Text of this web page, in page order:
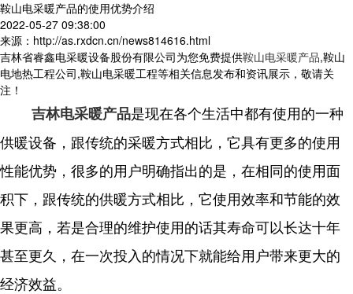
鞍山电采暖产品的使用优势介绍
2022-05-27 09:38:00
来源：http://as.rxdcn.cn/news814616.html
吉林省睿鑫电采暖设备股份有限公司为您免费提供鞍山电采暖产品,鞍山
电地热工程公司,鞍山电采暖工程等相关信息发布和资讯展示，敬请关
注！
吉林电采暖产品是现在各个生活中都有使用的一种
供暖设备，跟传统的采暖方式相比，它具有更多的使用
性能优势，很多的用户明确指出的是，在相同的使用面
积下，跟传统的供暖方式相比，它使用效率和节能的效
果更高，若是合理的维护使用的话其寿命可以长达十年
甚至更久，在一次投入的情况下就能给用户带来更大的
经济效益。